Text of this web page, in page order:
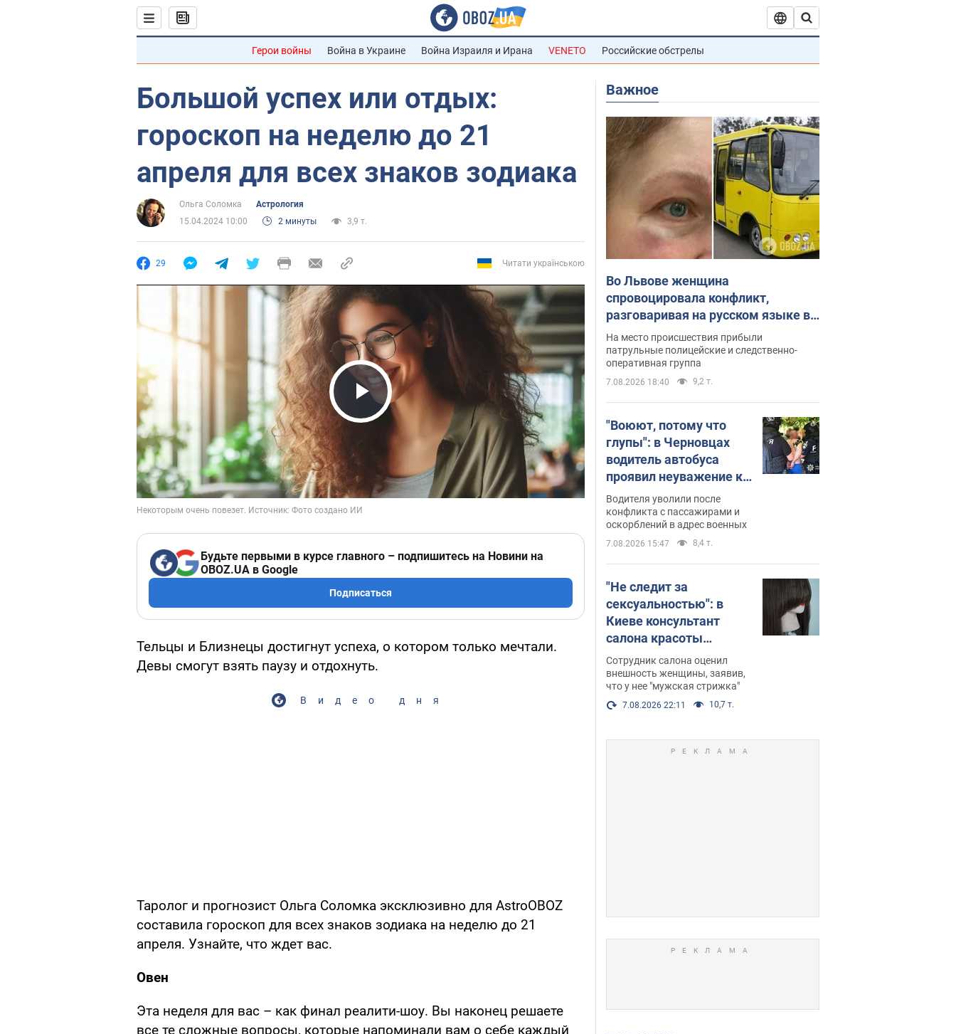
Герои войны Война в Украине Война Израиля и Ирана VENETO Российские обстрелы
Большой успех или отдых:
гороскоп на неделю до 21
апреля для всех знаков зодиака
Ольга Соломка
Астрология
15.04.2024 10:00
2 минуты 3,9 т.
29 Читати українською
Play Video
Будьте первыми в курсе главного – подпишитесь на Новини на
OBOZ.UA в Google
Подписаться
Тельцы и Близнецы достигнут успеха, о котором только мечтали.
Девы смогут взять паузу и отдохнуть.
Видео дня
Таролог и прогнозист Ольга Соломка эксклюзивно для AstroOBOZ
составила гороскоп для всех знаков зодиака на неделю до 21
апреля. Узнайте, что ждет вас.
Овен
Эта неделя для вас – как финал реалити-шоу. Вы наконец решаете
все те сложные вопросы, которые напоминали вам о себе каждый
Важное
Во Львове женщина
спровоцировала конфликт,
разговаривая на русском языке в
маршрутке: полиция составила
административный протокол.
Видео
На место происшествия прибыли
патрульные полицейские и следственно-
оперативная группа
7.08.2026 18:40 9,2 т.
"Воюют, потому что
глупы": в Черновцах
водитель автобуса
проявил неуважение к
украинским военным и
поплатился за это.
Видео
Водителя уволили после
конфликта с пассажирами и
оскорблений в адрес военных
7.08.2026 15:47 8,4 т.
"Не следит за
сексуальностью": в
Киеве консультант
салона красоты
оскорбил женщину
после химиотерапии,
разгорелся скандал.
Фото
Сотрудник салона оценил
внешность женщины, заявив,
что у нее "мужская стрижка"
7.08.2026 22:11 10,7 т.